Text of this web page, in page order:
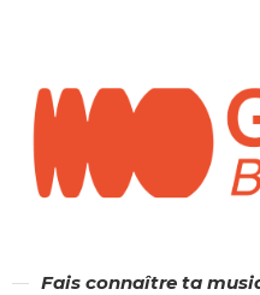
Fais connaître ta